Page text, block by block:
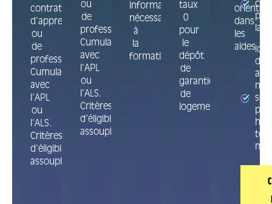
contrat
d’apprentissage
ou
de
professionnalisation.
Cumulable
avec
l’APL
ou
l’ALS.
Critères
d’éligibilité
assouplis.
ou
de
professionnalisation.
Cumulable
avec
l’APL
ou
l’ALS.
Critères
d’éligibilité
assouplis.
informatique)
nécessaires
à
la
formation.
taux
0
pour
le
dépôt
de
garantie
de
logement.
oriente
dans
les
aides
la
des